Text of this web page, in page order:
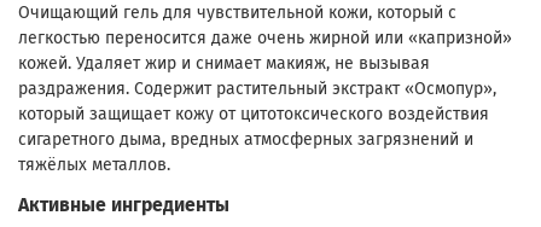
Очищающий гель для чувствительной кожи, который с
легкостью переносится даже очень жирной или «капризной»
кожей. Удаляет жир и снимает макияж, не вызывая
раздражения. Содержит растительный экстракт «Осмопур»,
который защищает кожу от цитотоксического воздействия
сигаретного дыма, вредных атмосферных загрязнений и
тяжёлых металлов.
Активные ингредиенты